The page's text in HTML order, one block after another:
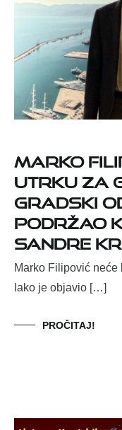
Marko
utrku za
Gradski
podržao
Sandre
Marko Filipović
Iako je objavio […]
PROČITAJ!